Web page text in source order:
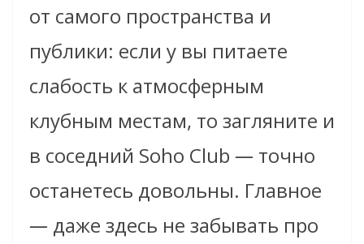
от самого пространства и
публики: если у вы питаете
слабость к атмосферным
клубным местам, то загляните и
в соседний Soho Club — точно
останетесь довольны. Главное
— даже здесь не забывать про